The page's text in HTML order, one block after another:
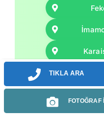
TIKLA ARA
FOTOĞRAF